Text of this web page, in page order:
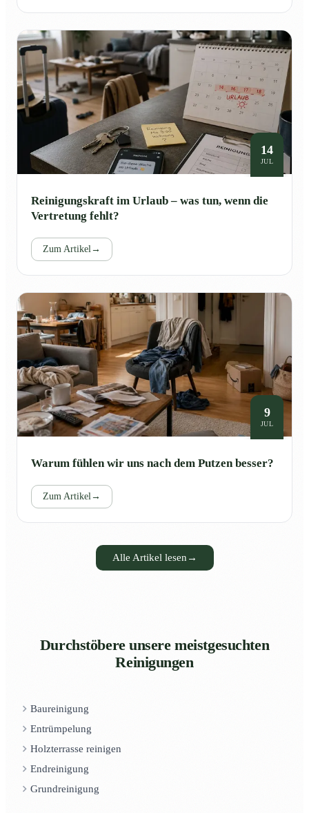
14
JUL
Reinigungskraft im Urlaub – was tun, wenn die
Vertretung fehlt?
Zum Artikel →
9
JUL
Warum fühlen wir uns nach dem Putzen besser?
Zum Artikel →
Alle Artikel lesen →
Durchstöbere unsere meistgesuchten
Reinigungen
Baureinigung
Entrümpelung
Holzterrasse reinigen
Endreinigung
Grundreinigung